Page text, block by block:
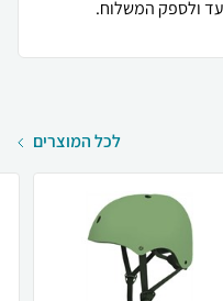
ולספק המשלוח.
לכל המוצרים